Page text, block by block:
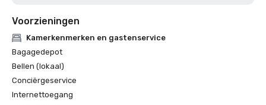
Voorzieningen
Kamerkenmerken en gastenservice
Bagagedepot
Bellen (lokaal)
Conciërgeservice
Internettoegang